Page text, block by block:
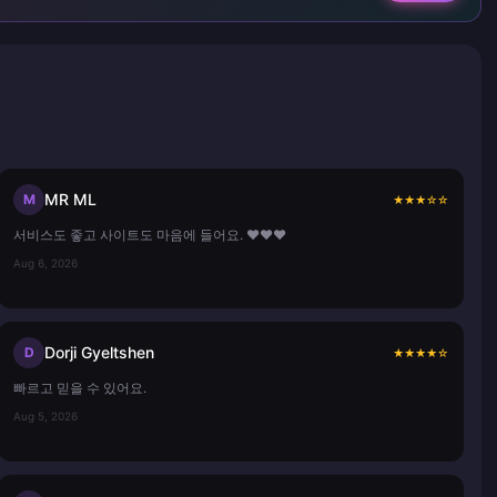
M MR ML ★★★☆☆
서비스도 좋고 사이트도 마음에 들어요. ❤️❤️❤️
Aug 6, 2026
D Dorji Gyeltshen ★★★★☆
빠르고 믿을 수 있어요.
Aug 5, 2026